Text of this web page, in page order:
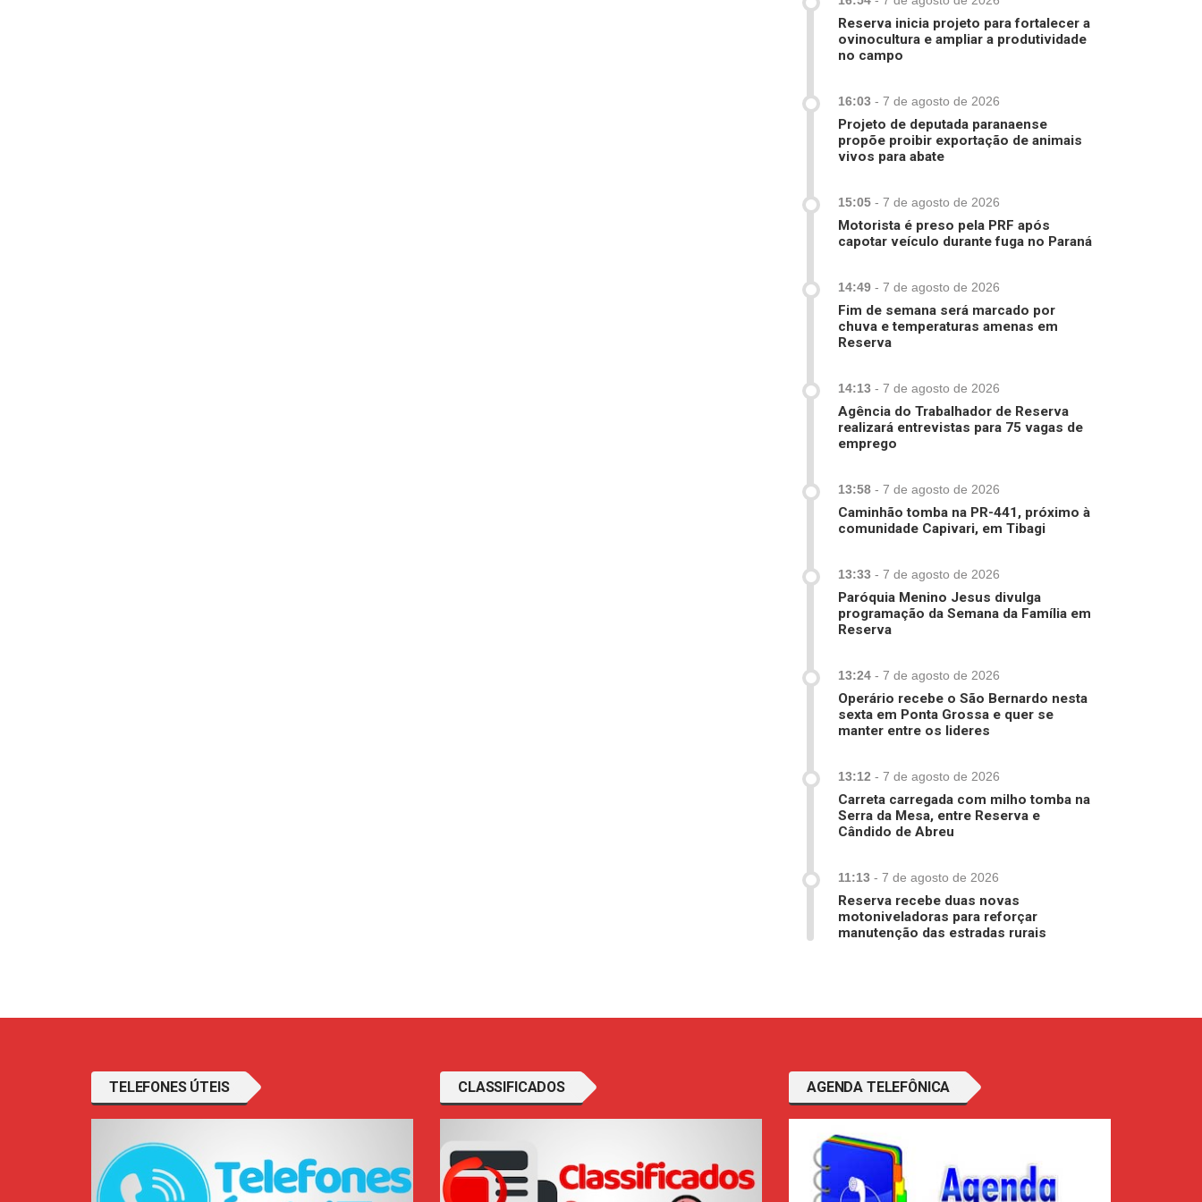
Reserva inicia projeto para fortalecer a
ovinocultura e ampliar a produtividade
no campo
16:03 - 7 de agosto de 2026
Projeto de deputada paranaense
propõe proibir exportação de animais
vivos para abate
15:05 - 7 de agosto de 2026
Motorista é preso pela PRF após
capotar veículo durante fuga no Paraná
14:49 - 7 de agosto de 2026
Fim de semana será marcado por
chuva e temperaturas amenas em
Reserva
14:13 - 7 de agosto de 2026
Agência do Trabalhador de Reserva
realizará entrevistas para 75 vagas de
emprego
13:58 - 7 de agosto de 2026
Caminhão tomba na PR-441, próximo à
comunidade Capivari, em Tibagi
13:33 - 7 de agosto de 2026
Paróquia Menino Jesus divulga
programação da Semana da Família em
Reserva
13:24 - 7 de agosto de 2026
Operário recebe o São Bernardo nesta
sexta em Ponta Grossa e quer se
manter entre os lideres
13:12 - 7 de agosto de 2026
Carreta carregada com milho tomba na
Serra da Mesa, entre Reserva e
Cândido de Abreu
11:13 - 7 de agosto de 2026
Reserva recebe duas novas
motoniveladoras para reforçar
manutenção das estradas rurais
TELEFONES ÚTEIS CLASSIFICADOS AGENDA TELEFÔNICA